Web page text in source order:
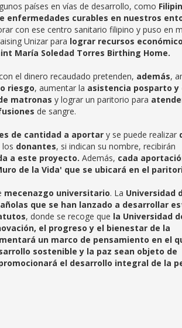
países en vías de desarrollo, como
enfermedades curables en nuestros
con ese centro sanitario filipino y puso en
Unizar para lograr recursos
María Soledad Torres Birthing Home.
el dinero recaudado pretenden, además,
riesgo, aumentar la asistencia posparto y
matronas y lograr un paritorio para
de sangre.
de cantidad a aportar y se puede realizar
los donantes, si indican su nombre, recibirán
a este proyecto. Además, cada
de la Vida' que se ubicará en el
mecenazgo universitario. La Universidad
que se han lanzado a desarrollar
, donde se recoge que la Universidad
el progreso y el bienestar de la
un marco de pensamiento en el
sostenible y la paz sean objeto de
el desarrollo integral de la